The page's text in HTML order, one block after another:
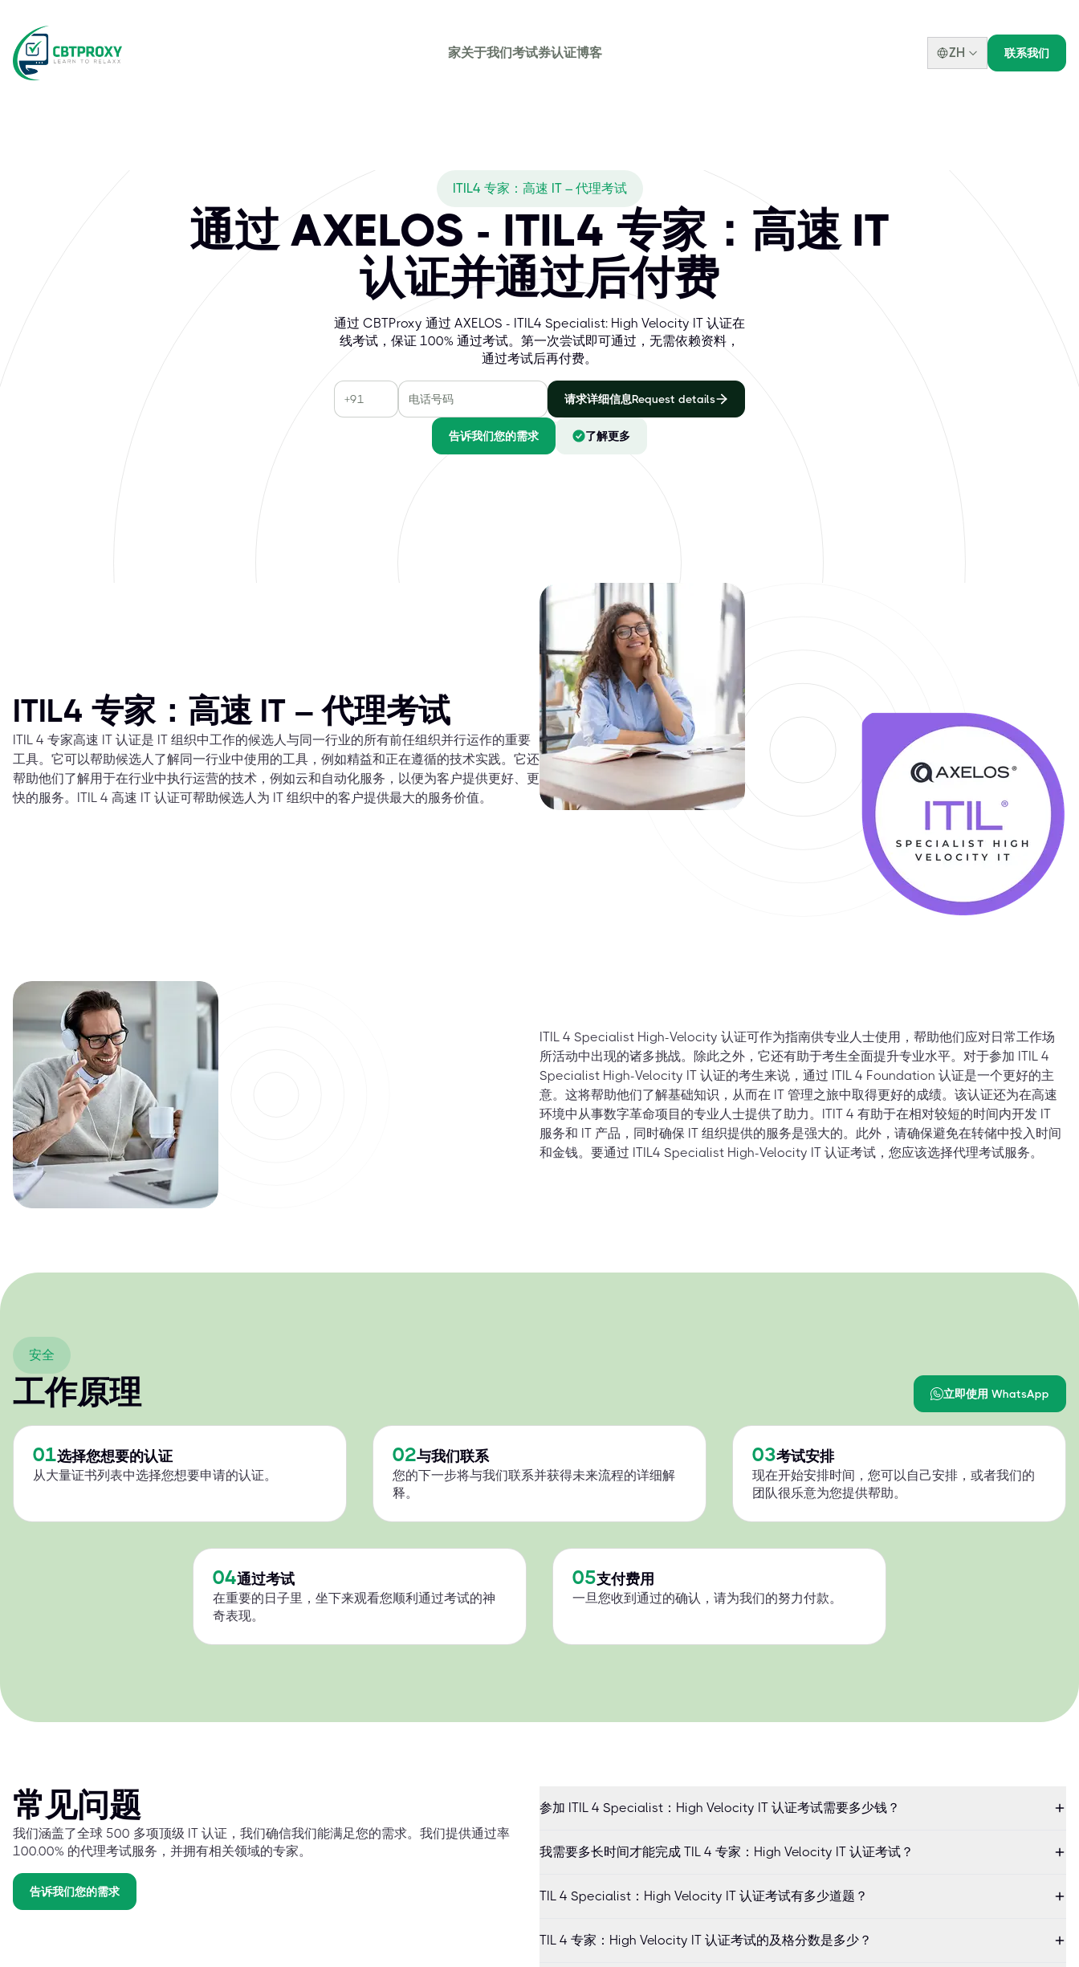
家关于我们考试券认证博客 ZH 联系我们
ITIL4 专家：高速 IT – 代理考试
通过 AXELOS - ITIL4 专家：高速 IT
认证并通过后付费
通过 CBTProxy 通过 AXELOS - ITIL4 Specialist: High Velocity IT 认证在
线考试，保证 100% 通过考试。第一次尝试即可通过，无需依赖资料，
通过考试后再付费。
请求详细信息Request details
告诉我们您的需求 了解更多
ITIL4 专家：高速 IT – 代理考试
ITIL 4 专家高速 IT 认证是 IT 组织中工作的候选人与同一行业的所有前任组织并行运作的重要
工具。它可以帮助候选人了解同一行业中使用的工具，例如精益和正在遵循的技术实践。它还
帮助他们了解用于在行业中执行运营的技术，例如云和自动化服务，以便为客户提供更好、更
快的服务。ITIL 4 高速 IT 认证可帮助候选人为 IT 组织中的客户提供最大的服务价值。
ITIL 4 Specialist High-Velocity 认证可作为指南供专业人士使用，帮助他们应对日常工作场
所活动中出现的诸多挑战。除此之外，它还有助于考生全面提升专业水平。对于参加 ITIL 4
Specialist High-Velocity IT 认证的考生来说，通过 ITIL 4 Foundation 认证是一个更好的主
意。这将帮助他们了解基础知识，从而在 IT 管理之旅中取得更好的成绩。该认证还为在高速
环境中从事数字革命项目的专业人士提供了助力。ITIT 4 有助于在相对较短的时间内开发 IT
服务和 IT 产品，同时确保 IT 组织提供的服务是强大的。此外，请确保避免在转储中投入时间
和金钱。要通过 ITIL4 Specialist High-Velocity IT 认证考试，您应该选择代理考试服务。
安全
工作原理 立即使用 WhatsApp
01选择您想要的认证
从大量证书列表中选择您想要申请的认证。
02与我们联系
您的下一步将与我们联系并获得未来流程的详细解
释。
03考试安排
现在开始安排时间，您可以自己安排，或者我们的
团队很乐意为您提供帮助。
04通过考试
在重要的日子里，坐下来观看您顺利通过考试的神
奇表现。
05支付费用
一旦您收到通过的确认，请为我们的努力付款。
常见问题
我们涵盖了全球 500 多项顶级 IT 认证，我们确信我们能满足您的需求。我们提供通过率
100.00% 的代理考试服务，并拥有相关领域的专家。
告诉我们您的需求
参加 ITIL 4 Specialist：High Velocity IT 认证考试需要多少钱？
我需要多长时间才能完成 TIL 4 专家：High Velocity IT 认证考试？
TIL 4 Specialist：High Velocity IT 认证考试有多少道题？
TIL 4 专家：High Velocity IT 认证考试的及格分数是多少？